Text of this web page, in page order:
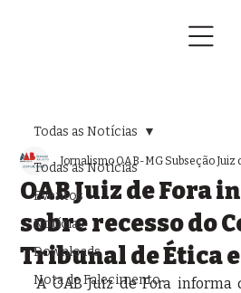
Todas as Notícias
Eventos
Notícias
Downloads
Nota de Falecimento
Todas as Notícias
OAB Juiz de Fora
sobre recesso do
Tribunal de Ética
Jornalismo OAB-MG Subseção Juiz
A OAB Juiz de Fora informa